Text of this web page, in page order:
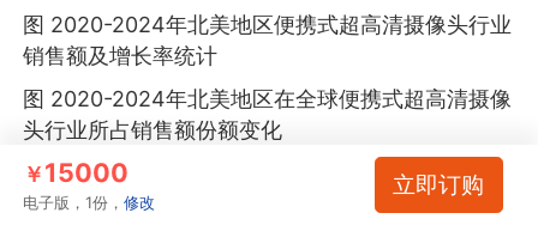
图 2020-2024年北美地区便携式超高清摄像头行业
销售额及增长率统计
图 2020-2024年北美地区在全球便携式超高清摄像
头行业所占销售额份额变化
表 北美便携式超高清摄像头行业市场SWOT分析
表 2020-2024年北美地区主要国家便携式超高清摄
￥15000
电子版，1份，修改
立即订购